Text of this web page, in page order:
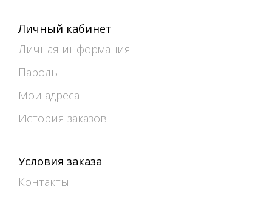
Личный кабинет
Личная информация
Пароль
Мои адреса
История заказов
Условия заказа
Контакты